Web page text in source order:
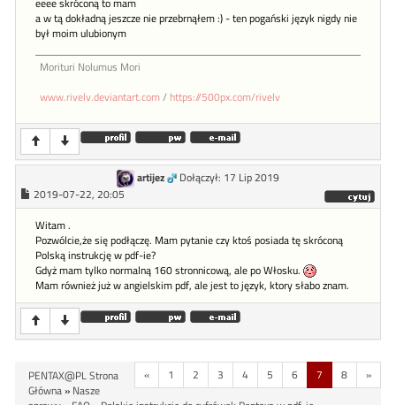
a w tą dokładną jeszcze nie przebrnąłem :) - ten pogański język nigdy nie
był moim ulubionym
Morituri Nolumus Mori
www.rivelv.deviantart.com/ https://500px.com/rivelv
artijez
Dołączył: 17 Lip 2019
2019-07-22, 20:05
Witam .
Pozwólcie,że się podłączę. Mam pytanie czy ktoś posiada tę skróconą
Polską instrukcję w pdf-ie?
Gdyż mam tylko normalną 160 stronnicową, ale po Włosku.
Mam również już w angielskim pdf, ale jest to język, ktory słabo znam.
« 1 2 3 4 5 6 7 8 »
PENTAX@PL Strona
Główna» Nasze